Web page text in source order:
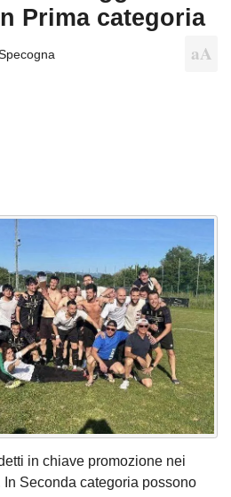
Prima categoria
in chiave promozione nei
Seconda categoria possono